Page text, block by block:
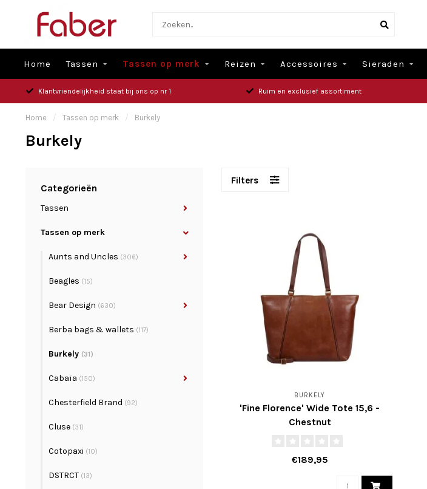
Home Tassen Tassen op merk Reizen Accessoires Sieraden
Klantvriendelijkheid staat bij ons op nr 1 Ruim en exclusief assortiment
Home / Tassen op merk / Burkely
Burkely
Categorieën
Tassen
Tassen op merk
Aunts and Uncles (306)
Beagles (15)
Bear Design (630)
Berba bags & wallets (117)
Burkely (31)
Cabaïa (150)
Chesterfield Brand (92)
Cluse (31)
Cotopaxi (10)
DSTRCT (13)
Filters
BURKELY
'Fine Florence' Wide Tote 15,6 -
Chestnut
€189,95